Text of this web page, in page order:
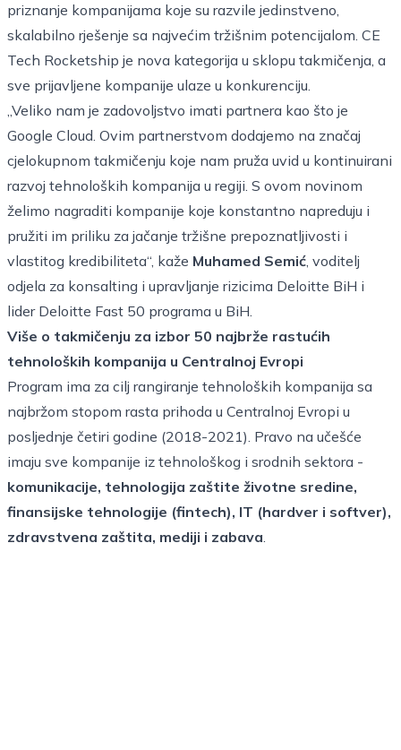
priznanje kompanijama koje su razvile jedinstveno,
skalabilno rješenje sa najvećim tržišnim potencijalom. CE
Tech Rocketship je nova kategorija u sklopu takmičenja, a
sve prijavljene kompanije ulaze u konkurenciju.
„Veliko nam je zadovoljstvo imati partnera kao što je
Google Cloud. Ovim partnerstvom dodajemo na značaj
cjelokupnom takmičenju koje nam pruža uvid u kontinuirani
razvoj tehnoloških kompanija u regiji. S ovom novinom
želimo nagraditi kompanije koje konstantno napreduju i
pružiti im priliku za jačanje tržišne prepoznatljivosti i
vlastitog kredibiliteta“, kaže Muhamed Semić, voditelj
odjela za konsalting i upravljanje rizicima Deloitte BiH i
lider Deloitte Fast 50 programa u BiH.
Više o takmičenju za izbor 50 najbrže rastućih
tehnoloških kompanija u Centralnoj Evropi
Program ima za cilj rangiranje tehnoloških kompanija sa
najbržom stopom rasta prihoda u Centralnoj Evropi u
posljednje četiri godine (2018-2021). Pravo na učešće
imaju sve kompanije iz tehnološkog i srodnih sektora -
komunikacije, tehnologija zaštite životne sredine,
finansijske tehnologije (fintech), IT (hardver i softver),
zdravstvena zaštita, mediji i zabava.